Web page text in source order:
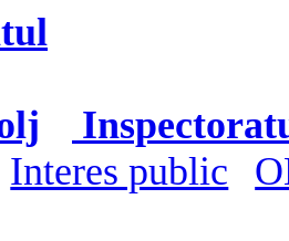
Interes public